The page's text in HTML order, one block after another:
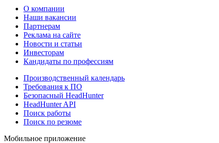
О компании
Наши вакансии
Партнерам
Реклама на сайте
Новости и статьи
Инвесторам
Кандидаты по профессиям
Производственный календарь
Требования к ПО
Безопасный HeadHunter
HeadHunter API
Поиск работы
Поиск по резюме
Мобильное приложение